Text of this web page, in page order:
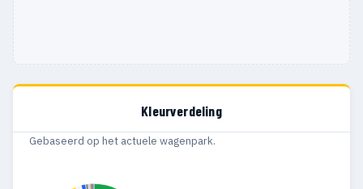
Kleurverdeling
Gebaseerd op het actuele wagenpark.